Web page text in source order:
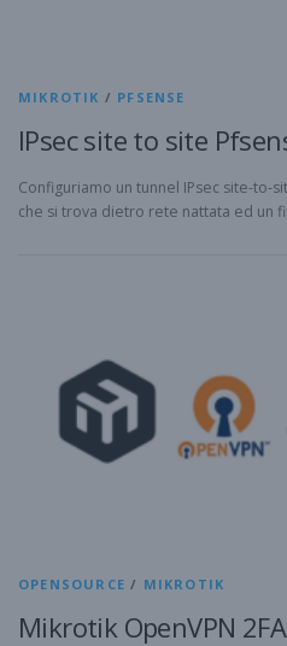
MIKROTIK / PFSENSE
IPsec site to site
Configuriamo un tunnel IPsec site-to-
che si trova dietro rete nattata ed un
OPENSOURCE / MIKROTIK
Mikrotik OpenVPN